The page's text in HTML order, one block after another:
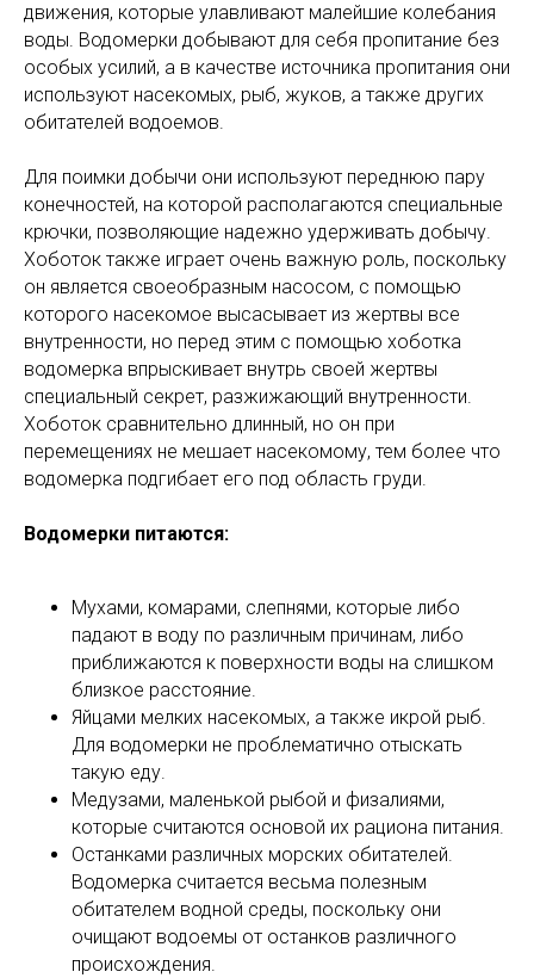
движения, которые улавливают малейшие колебания
воды. Водомерки добывают для себя пропитание без
особых усилий, а в качестве источника пропитания они
используют насекомых, рыб, жуков, а также других
обитателей водоемов.
Для поимки добычи они используют переднюю пару
конечностей, на которой располагаются специальные
крючки, позволяющие надежно удерживать добычу.
Хоботок также играет очень важную роль, поскольку
он является своеобразным насосом, с помощью
которого насекомое высасывает из жертвы все
внутренности, но перед этим с помощью хоботка
водомерка впрыскивает внутрь своей жертвы
специальный секрет, разжижающий внутренности.
Хоботок сравнительно длинный, но он при
перемещениях не мешает насекомому, тем более что
водомерка подгибает его под область груди.
Водомерки питаются:
Мухами, комарами, слепнями, которые либо
падают в воду по различным причинам, либо
приближаются к поверхности воды на слишком
близкое расстояние.
Яйцами мелких насекомых, а также икрой рыб.
Для водомерки не проблематично отыскать
такую еду.
Медузами, маленькой рыбой и физалиями,
которые считаются основой их рациона питания.
Останками различных морских обитателей.
Водомерка считается весьма полезным
обитателем водной среды, поскольку они
очищают водоемы от останков различного
происхождения.